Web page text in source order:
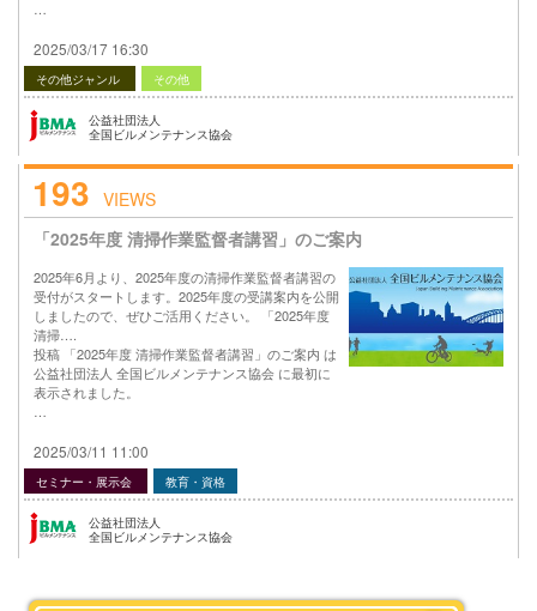
2025/03/17 16:30
その他ジャンル その他
公益社団法人
全国ビルメンテナンス協会
193 VIEWS
「2025年度 清掃作業監督者講習」のご案内
2025年6月より、2025年度の清掃作業監督者講習の
受付がスタートします。2025年度の受講案内を公開
しましたので、ぜひご活用ください。 「2025年度
清掃….
投稿 「2025年度 清掃作業監督者講習」のご案内 は
公益社団法人 全国ビルメンテナンス協会 に最初に
表示されました。
2025/03/11 11:00
セミナー・展示会 教育・資格
公益社団法人
全国ビルメンテナンス協会